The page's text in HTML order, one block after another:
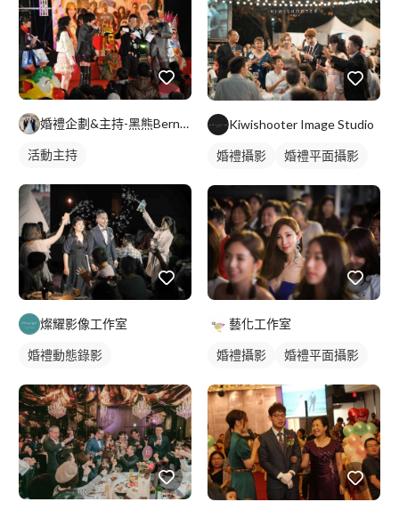
婚禮企劃&主持-黑熊Bernard
活動主持
燦耀影像工作室
婚禮動態錄影
Kiwishooter Image Studio
婚禮攝影 婚禮平面攝影
藝化工作室
婚禮攝影 婚禮平面攝影